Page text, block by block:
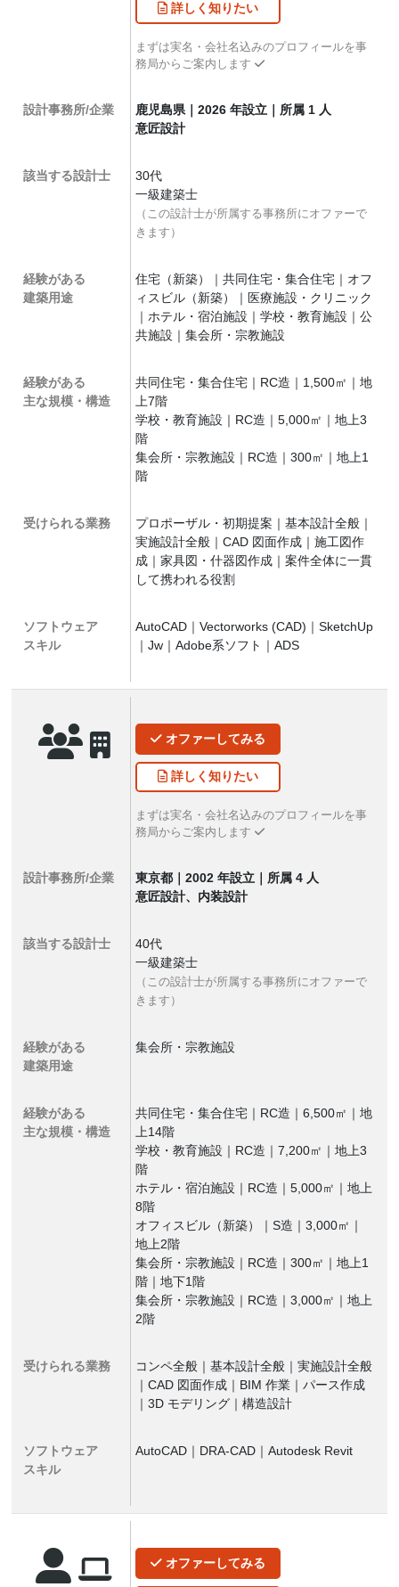
詳しく知りたい
まずは実名・会社名込みのプロフィールを事
務局からご案内します
設計事務所/企業
鹿児島県｜2026 年設立｜所属 1 人
意匠設計
該当する設計士
30代
一級建築士
（この設計士が所属する事務所にオファーで
きます）
経験がある
建築用途
住宅（新築）｜共同住宅・集合住宅｜オフ
ィスビル（新築）｜医療施設・クリニック
｜ホテル・宿泊施設｜学校・教育施設｜公
共施設｜集会所・宗教施設
経験がある
主な規模・構造
共同住宅・集合住宅｜RC造｜1,500㎡｜地
上7階
学校・教育施設｜RC造｜5,000㎡｜地上3
階
集会所・宗教施設｜RC造｜300㎡｜地上1
階
受けられる業務
プロポーザル・初期提案｜基本設計全般｜
実施設計全般｜CAD 図面作成｜施工図作
成｜家具図・什器図作成｜案件全体に一貫
して携われる役割
ソフトウェア
スキル
AutoCAD｜Vectorworks (CAD)｜SketchUp
｜Jw｜Adobe系ソフト｜ADS
オファーしてみる
詳しく知りたい
まずは実名・会社名込みのプロフィールを事
務局からご案内します
設計事務所/企業
東京都｜2002 年設立｜所属 4 人
意匠設計、内装設計
該当する設計士
40代
一級建築士
（この設計士が所属する事務所にオファーで
きます）
経験がある
建築用途
集会所・宗教施設
経験がある
主な規模・構造
共同住宅・集合住宅｜RC造｜6,500㎡｜地
上14階
学校・教育施設｜RC造｜7,200㎡｜地上3
階
ホテル・宿泊施設｜RC造｜5,000㎡｜地上
8階
オフィスビル（新築）｜S造｜3,000㎡｜
地上2階
集会所・宗教施設｜RC造｜300㎡｜地上1
階｜地下1階
集会所・宗教施設｜RC造｜3,000㎡｜地上
2階
受けられる業務
コンペ全般｜基本設計全般｜実施設計全般
｜CAD 図面作成｜BIM 作業｜パース作成
｜3D モデリング｜構造設計
ソフトウェア
スキル
AutoCAD｜DRA-CAD｜Autodesk Revit
オファーしてみる